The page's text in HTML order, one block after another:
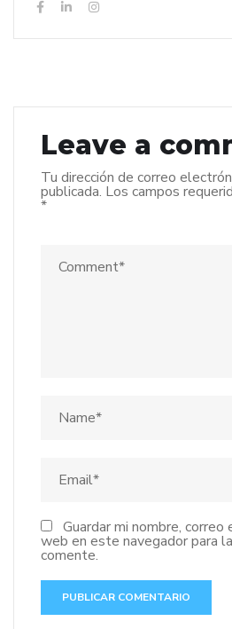
Leave a
Tu dirección de correo
publicada. Los campos
*
Guardar mi nombre,
web en este navegador para
comente.